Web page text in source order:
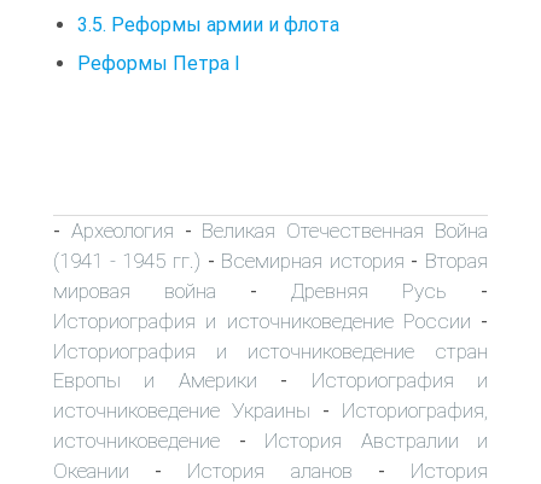
3.5. Реформы армии и флота
Реформы Петра I
- Археология - Великая Отечественная Война
(1941 - 1945 гг.) - Всемирная история - Вторая
мировая война - Древняя Русь -
Историография и источниковедение России -
Историография и источниковедение стран
Европы и Америки - Историография и
источниковедение Украины - Историография,
источниковедение - История Австралии и
Океании - История аланов - История